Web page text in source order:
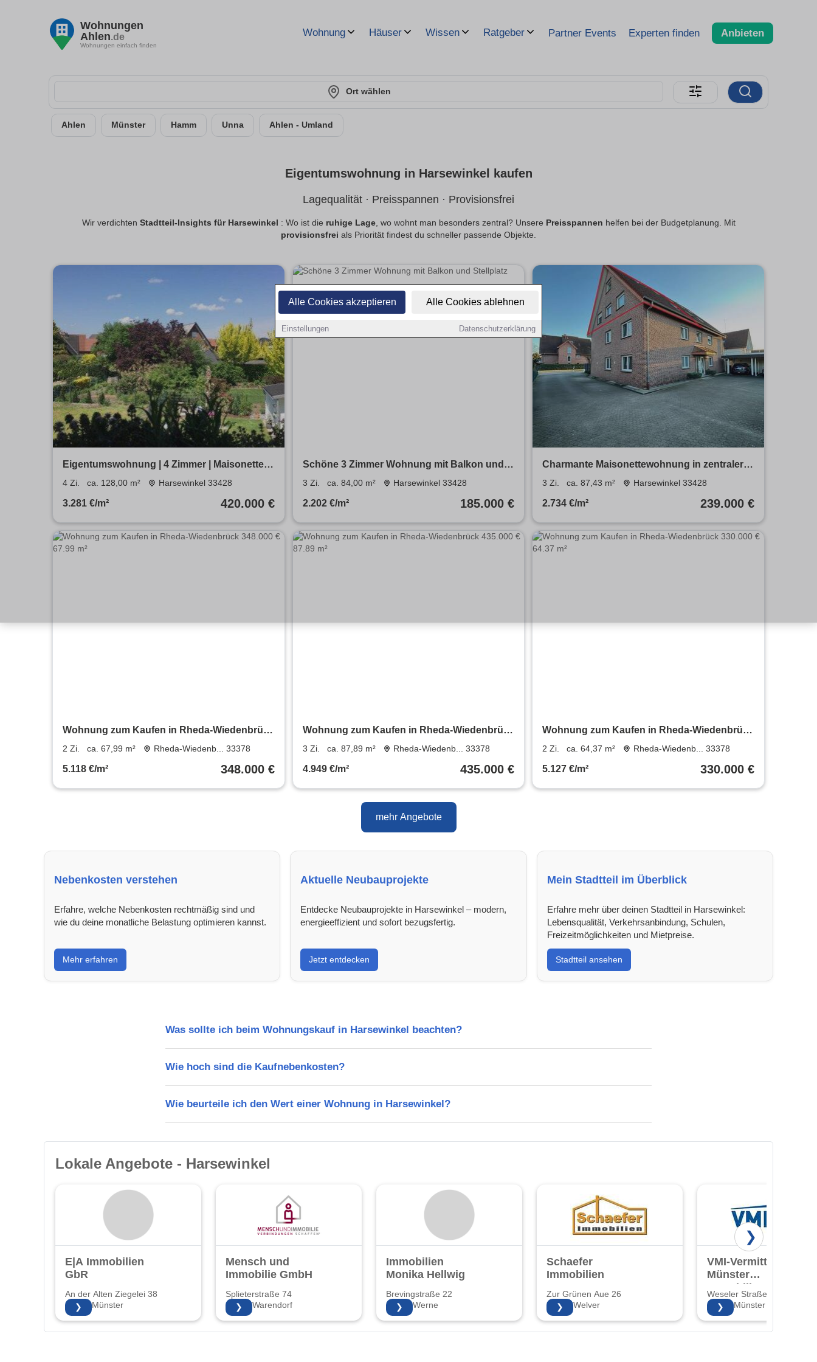
Alle Cookies akzeptieren Alle Cookies ablehnen
Einstellungen Datenschutzerklärung
Wohnungen
Ahlen.de
Wohnungen einfach finden
Wohnung Häuser Wissen Ratgeber Partner Events Experten finden Anbieten
Ort wählen
Ahlen Münster Hamm Unna Ahlen - Umland
Eigentumswohnung in Harsewinkel kaufen
Lagequalität · Preisspannen · Provisionsfrei
Wir verdichten Stadtteil-Insights für Harsewinkel : Wo ist die ruhige Lage, wo wohnt man besonders zentral? Unsere Preisspannen helfen bei der Budgetplanung. Mit
provisionsfrei als Priorität findest du schneller passende Objekte.
Eigentumswohnung | 4 Zimmer | Maisonette
mit 128 m2 Zentrumsnah
4 Zi. ca. 128,00 m² Harsewinkel 33428
3.281 €/m² 420.000 €
Schöne 3 Zimmer Wohnung mit Balkon und
Stellplatz
3 Zi. ca. 84,00 m² Harsewinkel 33428
2.202 €/m² 185.000 €
Charmante Maisonettewohnung in zentraler
Lage
3 Zi. ca. 87,43 m² Harsewinkel 33428
2.734 €/m² 239.000 €
Wohnung zum Kaufen in Rheda-Wiedenbrück
348.000 € 67.99 m²
2 Zi. ca. 67,99 m² Rheda-Wiedenb... 33378
5.118 €/m² 348.000 €
Wohnung zum Kaufen in Rheda-Wiedenbrück
435.000 € 87.89 m²
3 Zi. ca. 87,89 m² Rheda-Wiedenb... 33378
4.949 €/m² 435.000 €
Wohnung zum Kaufen in Rheda-Wiedenbrück
330.000 € 64.37 m²
2 Zi. ca. 64,37 m² Rheda-Wiedenb... 33378
5.127 €/m² 330.000 €
mehr Angebote
Nebenkosten verstehen
Erfahre, welche Nebenkosten rechtmäßig sind und
wie du deine monatliche Belastung optimieren kannst.
Mehr erfahren
Aktuelle Neubauprojekte
Entdecke Neubauprojekte in Harsewinkel – modern,
energieeffizient und sofort bezugsfertig.
Jetzt entdecken
Mein Stadtteil im Überblick
Erfahre mehr über deinen Stadtteil in Harsewinkel:
Lebensqualität, Verkehrsanbindung, Schulen,
Freizeitmöglichkeiten und Mietpreise.
Stadtteil ansehen
Was sollte ich beim Wohnungskauf in Harsewinkel beachten?
Wie hoch sind die Kaufnebenkosten?
Wie beurteile ich den Wert einer Wohnung in Harsewinkel?
Lokale Angebote - Harsewinkel
E|A Immobilien
GbR
An der Alten Ziegelei 38
48157 Münster
❯
Mensch und
Immobilie GmbH
Splieterstraße 74
48231 Warendorf
❯
Immobilien
Monika Hellwig
Brevingstraße 22
59368 Werne
❯
Schaefer
Immobilien
Zur Grünen Aue 26
59514 Welver
❯
VMI-Vermittlung
Münster
Immobilien GmbH
& Co.KG
Weseler Straße 253
48151 Münster
❯
❯